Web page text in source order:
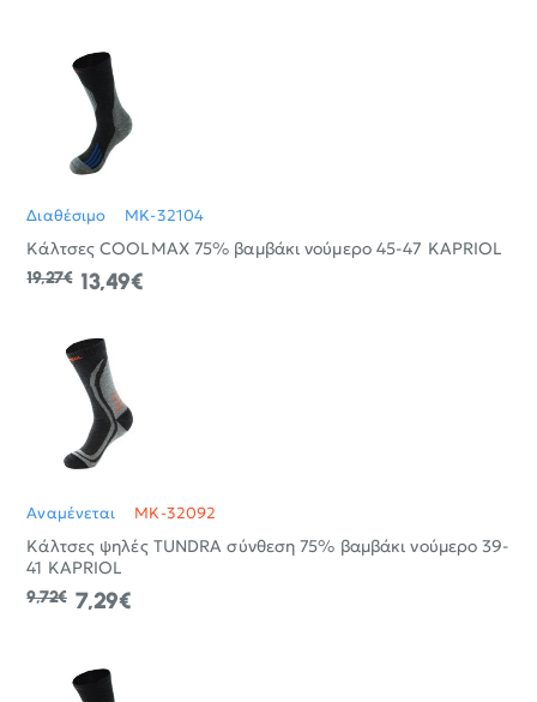
Διαθέσιμο MK-32104
Κάλτσες COOLMAX 75% βαμβάκι νούμερο 45-47 KAPRIOL
13,49€
19,27€
Αναμένεται MK-32092
Κάλτσες ψηλές TUNDRA σύνθεση 75% βαμβάκι νούμερο 39-
41 KAPRIOL
7,29€
9,72€